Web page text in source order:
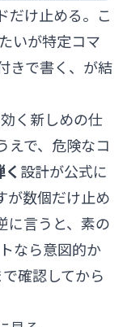
だけ止める。こ
いが特定コマ
きで書く、が結
く新しめの仕
えで、危険なコ
設計が公式に
が数個だけ止め
に言うと、素の
なら意図的か
確認してから